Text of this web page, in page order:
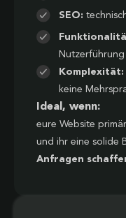
SEO:
Nutzerführung
Komplexität:
keine
Ideal, wenn:
eure Website
und ihr eine solide
Anfragen